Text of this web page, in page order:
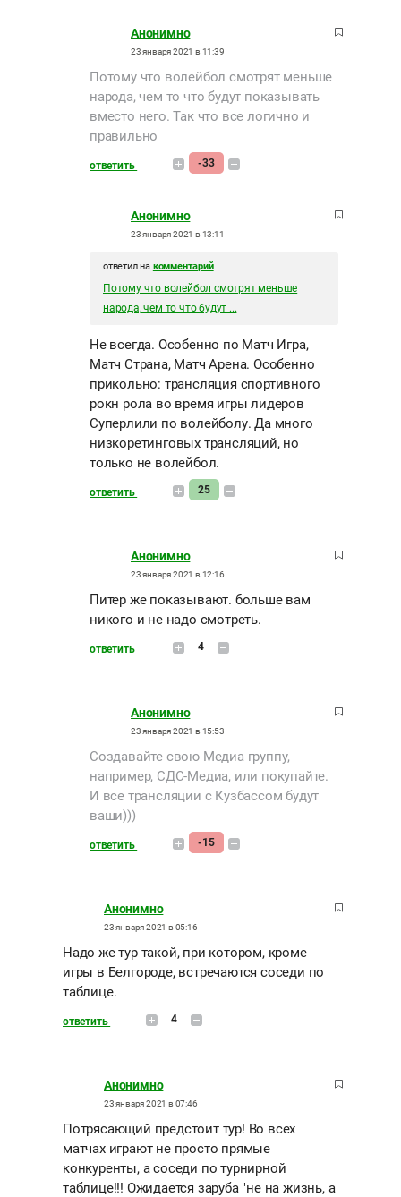
Анонимно
23 января 2021 в 11:39
Потому что волейбол смотрят меньше
народа, чем то что будут показывать
вместо него. Так что все логично и
правильно
ответить -33
Анонимно
23 января 2021 в 13:11
ответил на комментарий
Потому что волейбол смотрят меньше
народа, чем то что будут ...
Не всегда. Особенно по Матч Игра,
Матч Страна, Матч Арена. Особенно
прикольно: трансляция спортивного
рокн рола во время игры лидеров
Суперлили по волейболу. Да много
низкоретинговых трансляций, но
только не волейбол.
ответить 25
Анонимно
23 января 2021 в 12:16
Питер же показывают. больше вам
никого и не надо смотреть.
ответить 4
Анонимно
23 января 2021 в 15:53
Создавайте свою Медиа группу,
например, СДС-Медиа, или покупайте.
И все трансляции с Кузбассом будут
ваши)))
ответить -15
Анонимно
23 января 2021 в 05:16
Надо же тур такой, при котором, кроме
игры в Белгороде, встречаются соседи по
таблице.
ответить 4
Анонимно
23 января 2021 в 07:46
Потрясающий предстоит тур! Во всех
матчах играют не просто прямые
конкуренты, а соседи по турнирной
таблице!!! Ожидается заруба "не на жизнь, а